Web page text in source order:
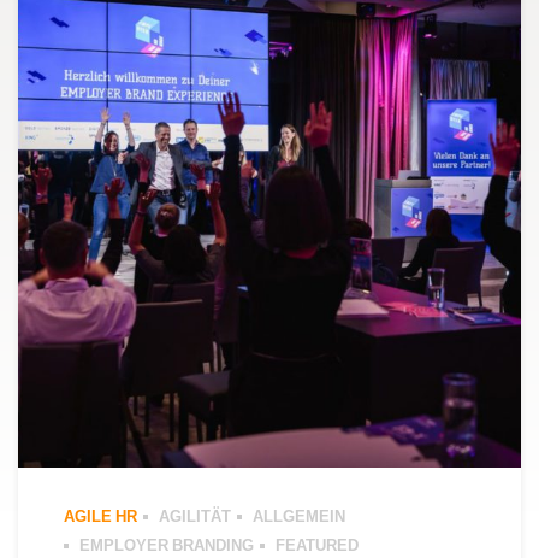
AGILE HR AGILITÄT
ALLGEMEIN
EMPLOYER BRANDING
FEATURED